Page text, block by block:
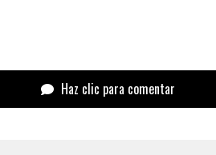
Haz clic para comentar